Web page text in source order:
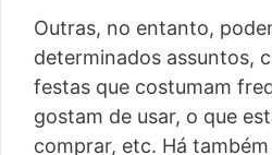
Outras, no entanto,
determinados assuntos,
festas que costumam
gostam de usar, o que
comprar, etc. Há